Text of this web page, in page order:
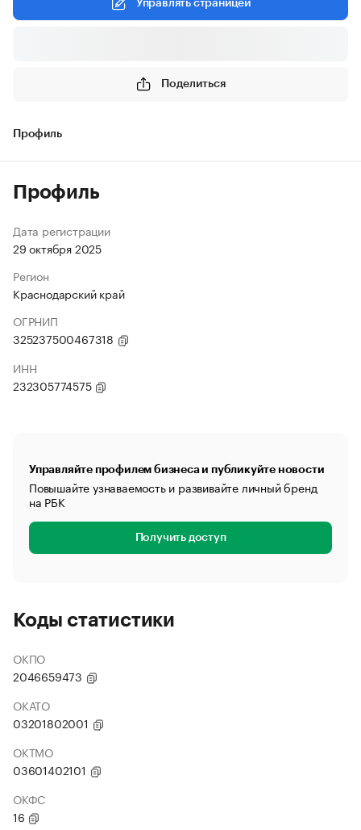
Управлять страницей
Поделиться
Профиль
Профиль
Дата регистрации
29 октября 2025
Регион
Краснодарский край
ОГРНИП
325237500467318
ИНН
232305774575
Управляйте профилем бизнеса и публикуйте новости
Повышайте узнаваемость и развивайте личный бренд
на РБК
Получить доступ
Коды статистики
ОКПО
2046659473
ОКАТО
03201802001
ОКТМО
03601402101
ОКФС
16